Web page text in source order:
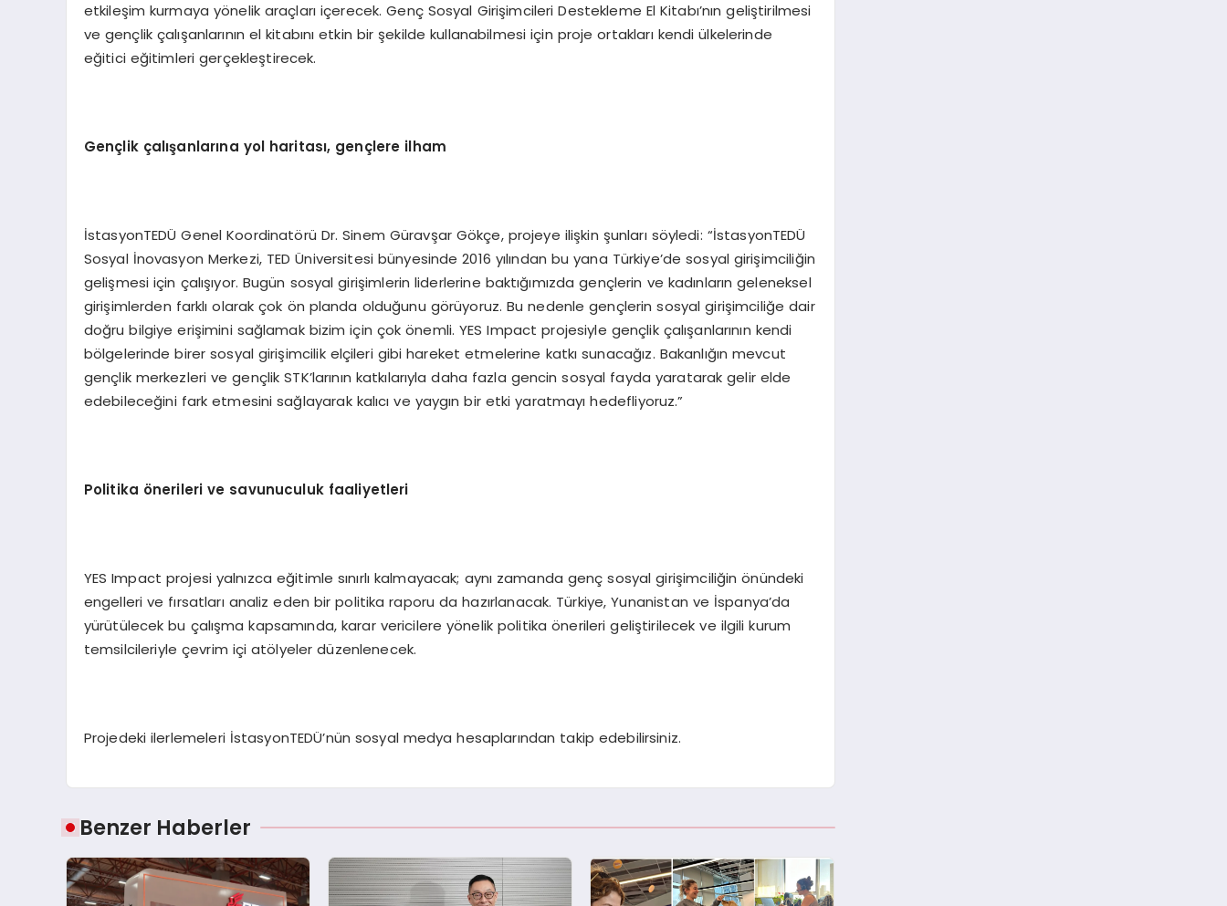
etkileşim kurmaya yönelik araçları içerecek. Genç Sosyal Girişimcileri Destekleme El Kitabı’nın geliştirilmesi
ve gençlik çalışanlarının el kitabını etkin bir şekilde kullanabilmesi için proje ortakları kendi ülkelerinde
eğitici eğitimleri gerçekleştirecek.
Gençlik çalışanlarına yol haritası, gençlere ilham
İstasyonTEDÜ Genel Koordinatörü Dr. Sinem Güravşar Gökçe, projeye ilişkin şunları söyledi: “İstasyonTEDÜ
Sosyal İnovasyon Merkezi, TED Üniversitesi bünyesinde 2016 yılından bu yana Türkiye’de sosyal girişimciliğin
gelişmesi için çalışıyor. Bugün sosyal girişimlerin liderlerine baktığımızda gençlerin ve kadınların geleneksel
girişimlerden farklı olarak çok ön planda olduğunu görüyoruz. Bu nedenle gençlerin sosyal girişimciliğe dair
doğru bilgiye erişimini sağlamak bizim için çok önemli. YES Impact projesiyle gençlik çalışanlarının kendi
bölgelerinde birer sosyal girişimcilik elçileri gibi hareket etmelerine katkı sunacağız. Bakanlığın mevcut
gençlik merkezleri ve gençlik STK’larının katkılarıyla daha fazla gencin sosyal fayda yaratarak gelir elde
edebileceğini fark etmesini sağlayarak kalıcı ve yaygın bir etki yaratmayı hedefliyoruz.”
Politika önerileri ve savunuculuk faaliyetleri
YES Impact projesi yalnızca eğitimle sınırlı kalmayacak; aynı zamanda genç sosyal girişimciliğin önündeki
engelleri ve fırsatları analiz eden bir politika raporu da hazırlanacak. Türkiye, Yunanistan ve İspanya’da
yürütülecek bu çalışma kapsamında, karar vericilere yönelik politika önerileri geliştirilecek ve ilgili kurum
temsilcileriyle çevrim içi atölyeler düzenlenecek.
Projedeki ilerlemeleri İstasyonTEDÜ’nün sosyal medya hesaplarından takip edebilirsiniz.
Benzer Haberler